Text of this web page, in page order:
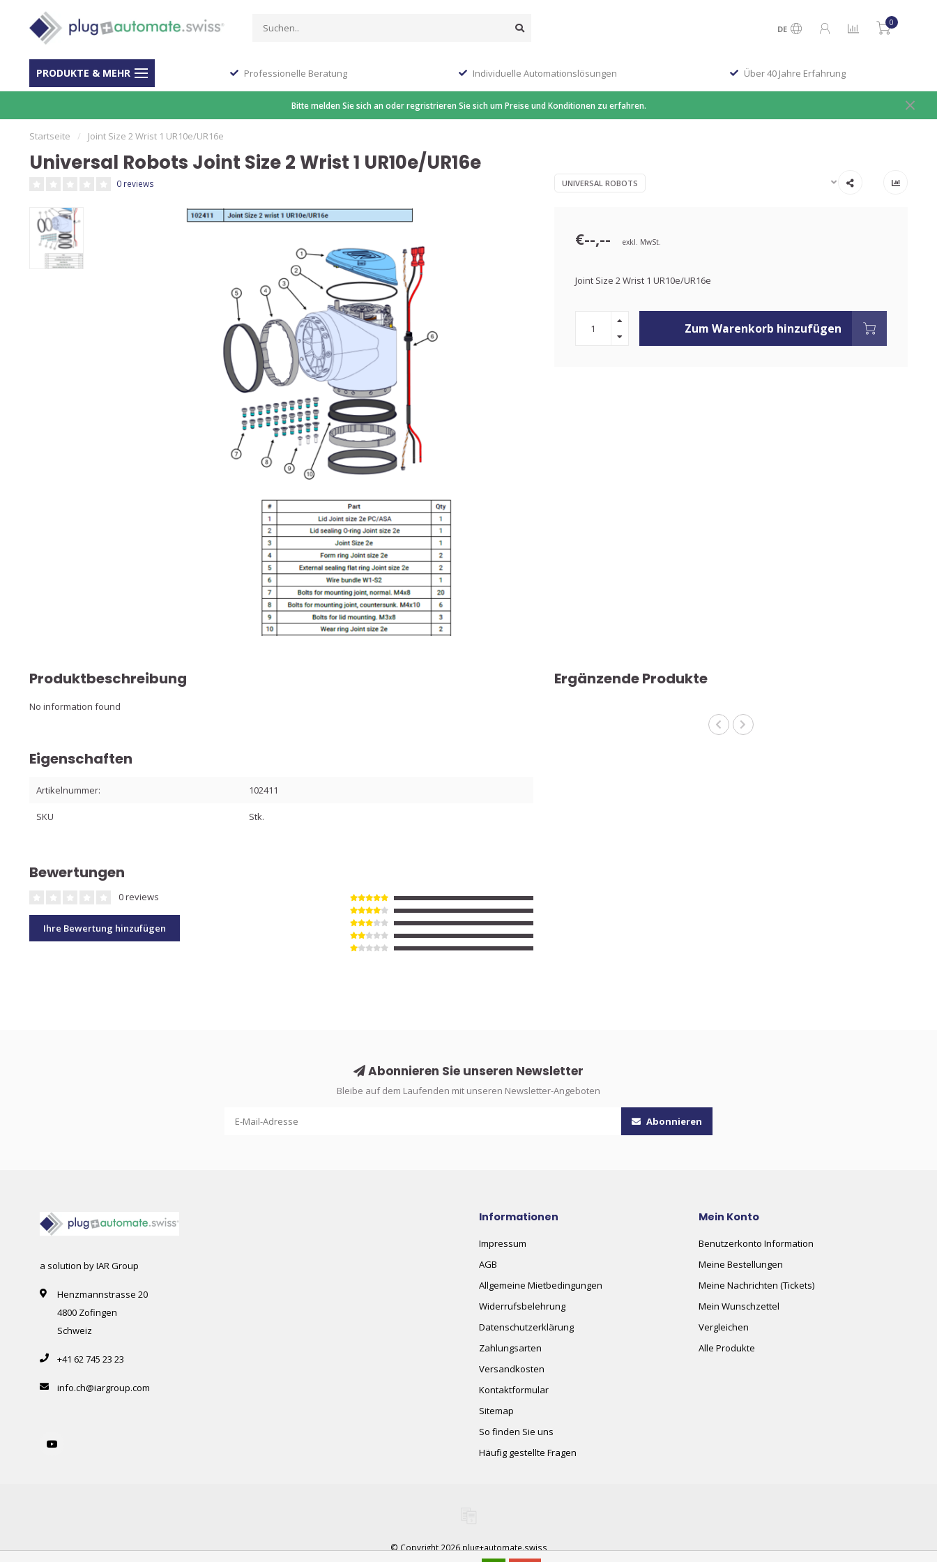
DE
0
PRODUKTE & MEHR
Shop für Automation Professionelle Beratung Individuelle Automationslösungen Über 40 Jahre Erfahrung
Bitte melden Sie sich an oder regristrieren Sie sich um Preise und Konditionen zu erfahren.
Startseite / Joint Size 2 Wrist 1 UR10e/UR16e
Universal Robots Joint Size 2 Wrist 1 UR10e/UR16e
0 reviews UNIVERSAL ROBOTS
€--,-- exkl. MwSt.
Joint Size 2 Wrist 1 UR10e/UR16e
Zum Warenkorb hinzufügen
Produktbeschreibung
No information found
Eigenschaften
Artikelnummer: 102411
SKU Stk.
Bewertungen
0 reviews
Ihre Bewertung hinzufügen
Ergänzende Produkte
Abonnieren Sie unseren Newsletter
Bleibe auf dem Laufenden mit unseren Newsletter-Angeboten
Abonnieren
a solution by IAR Group
Henzmannstrasse 20
4800 Zofingen
Schweiz
+41 62 745 23 23
info.ch@iargroup.com
Informationen
Impressum
AGB
Allgemeine Mietbedingungen
Widerrufsbelehrung
Datenschutzerklärung
Zahlungsarten
Versandkosten
Kontaktformular
Sitemap
So finden Sie uns
Häufig gestellte Fragen
Mein Konto
Benutzerkonto Information
Meine Bestellungen
Meine Nachrichten (Tickets)
Mein Wunschzettel
Vergleichen
Alle Produkte
© Copyright 2026 plug+automate.swiss